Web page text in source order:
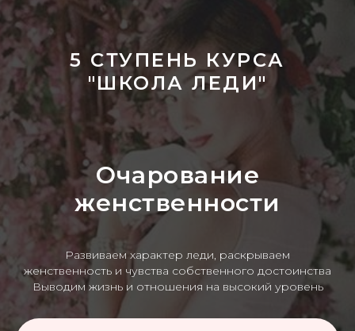
5 СТУПЕНЬ КУРСА
"ШКОЛА ЛЕДИ"
Очарование
женственности
Развиваем характер леди, раскрываем
женственность и чувства собственного достоинства
Выводим жизнь и отношения на высокий уровень